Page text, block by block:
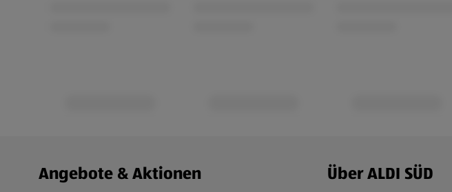
Fußzeilenmenü - weitere Links
Angebote & Aktionen Über ALDI SÜD